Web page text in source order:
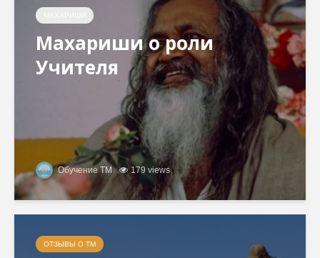
Махариши о роли
Учителя
Обучение ТМ 179 views
ОТЗЫВЫ О ТМ